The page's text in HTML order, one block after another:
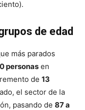
de edad
más parados
personas en
de 13
el sector de la
pasando de 87 a